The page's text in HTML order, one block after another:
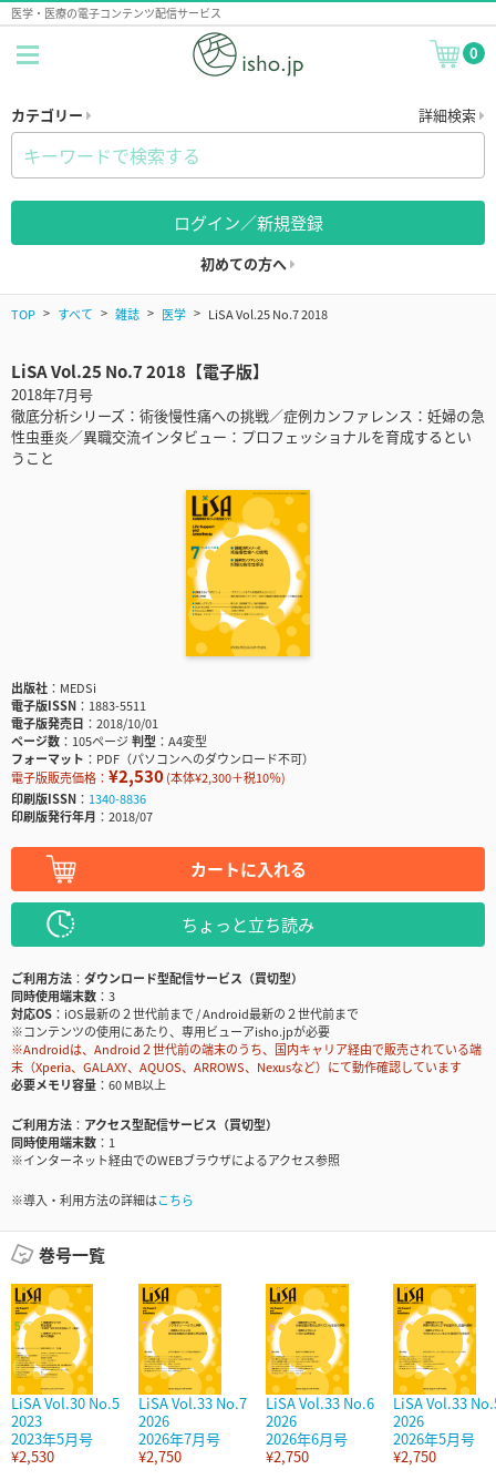
医学・医療の電子コンテンツ配信サービス
0
カテゴリー 詳細検索
ログイン／新規登録
初めての方へ
TOP すべて 雑誌 医学 LiSA Vol.25 No.7 2018
LiSA Vol.25 No.7 2018【電子版】
2018年7月号
徹底分析シリーズ：術後慢性痛への挑戦／症例カンファレンス：妊婦の急
性虫垂炎／異職交流インタビュー：プロフェッショナルを育成するとい
うこと
出版社
MEDSi
電子版ISSN
1883-5511
電子版発売日
2018/10/01
ページ数
105ページ判型
A4変型
フォーマット
PDF（パソコンへのダウンロード不可）
電子版販売価格： ¥2,530(本体¥2,300＋税10％)
印刷版ISSN
1340-8836
印刷版発行年月
2018/07
カートに入れる
ちょっと立ち読み
ご利用方法
ダウンロード型配信サービス（買切型）
同時使用端末数
3
対応OS
iOS最新の２世代前まで / Android最新の２世代前まで
※コンテンツの使用にあたり、専用ビューアisho.jpが必要
※Androidは、Android２世代前の端末のうち、国内キャリア経由で販売されている端
末（Xperia、GALAXY、AQUOS、ARROWS、Nexusなど）にて動作確認しています
必要メモリ容量
60 MB以上
ご利用方法
アクセス型配信サービス（買切型）
同時使用端末数
1
※インターネット経由でのWEBブラウザによるアクセス参照
※導入・利用方法の詳細はこちら
巻号一覧
LiSA Vol.30 No.5
2023
2023年5月号
¥2,530
LiSA Vol.33 No.7
2026
2026年7月号
¥2,750
LiSA Vol.33 No.6
2026
2026年6月号
¥2,750
LiSA Vol.33
2026
2026年5月号
¥2,750